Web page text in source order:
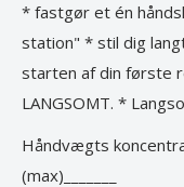
* fastgør et én
station" * stil dig
starten af din første
LANGSOMT. *
Håndvægts
(max)_______